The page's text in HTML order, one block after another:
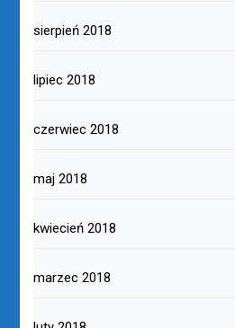
sierpień 2018
lipiec 2018
czerwiec 2018
maj 2018
kwiecień 2018
marzec 2018